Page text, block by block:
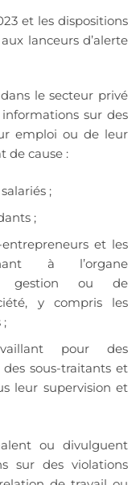
et les dispositions
lanceurs d’alerte
le secteur privé
sur des
emploi ou de leur
de cause :
;
;
et les
à l’organe
gestion ou de
y compris les
;
pour des
sous-traitants et
leur supervision et
ou divulguent
sur des violations